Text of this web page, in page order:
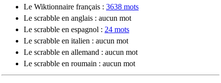
Le Wiktionnaire français : 3638 mots
Le scrabble en anglais : aucun mot
Le scrabble en espagnol : 24 mots
Le scrabble en italien : aucun mot
Le scrabble en allemand : aucun mot
Le scrabble en roumain : aucun mot